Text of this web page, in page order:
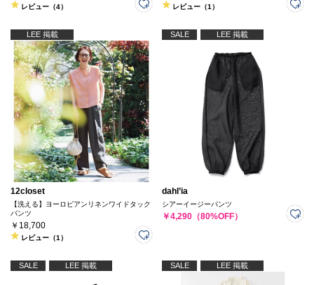
レビュー（4） レビュー（1）
LEE 掲載
12closet
【洗える】ヨーロピアンリネンワイドタック
パンツ
￥18,700
レビュー（1）
SALE LEE 掲載
dahl’ia
シアーイージーパンツ
￥4,290（80%OFF）
SALE LEE 掲載 SALE LEE 掲載